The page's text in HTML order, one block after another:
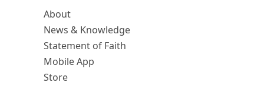
About
News & Knowledge
Statement of Faith
Mobile App
Store